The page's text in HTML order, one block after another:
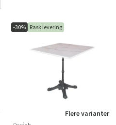
-30% Rask levering
Flere varianter